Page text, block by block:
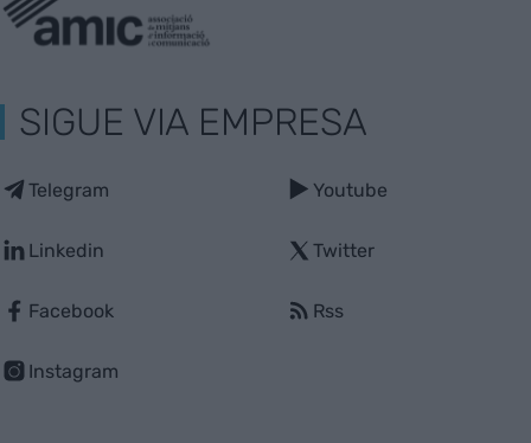
SIGUE VIA EMPRESA
Telegram
Linkedin
Facebook
Instagram
Youtube
Twitter
Rss